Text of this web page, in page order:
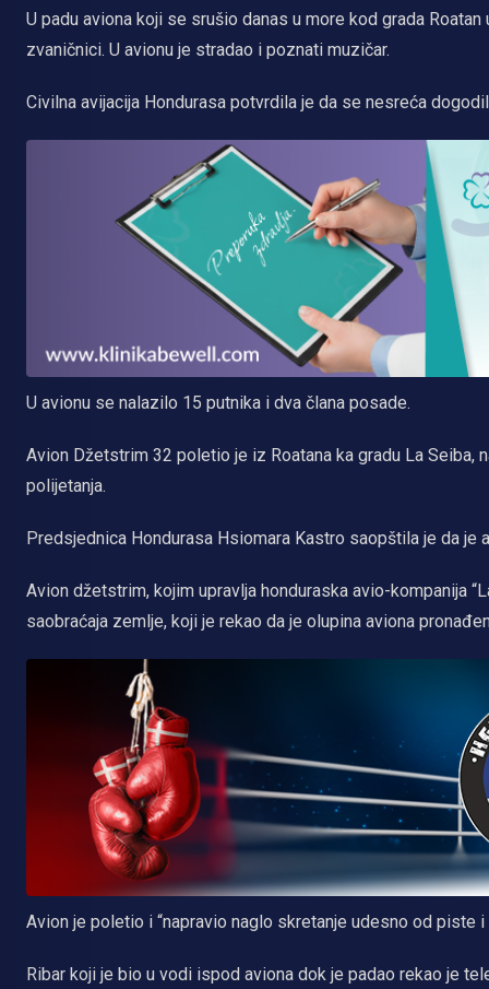
U padu aviona koji se srušio danas u more kod grada
zvaničnici. U avionu je stradao i poznati muzičar.
Civilna avijacija Hondurasa potvrdila je da se nesreća
U avionu se nalazilo 15 putnika i dva člana posade.
Avion Džetstrim 32 poletio je iz Roatana ka gradu La
polijetanja.
Predsjednica Hondurasa Hsiomara Kastro saopštila je da
Avion džetstrim, kojim upravlja honduraska avio-kompanija
saobraćaja zemlje, koji je rekao da je olupina aviona
Avion je poletio i “napravio naglo skretanje udesno od piste
Ribar koji je bio u vodi ispod aviona dok je padao rekao je